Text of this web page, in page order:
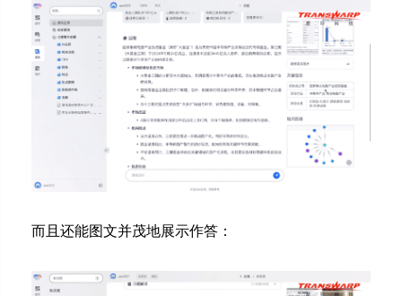
而且还能图文并茂地展示作答：